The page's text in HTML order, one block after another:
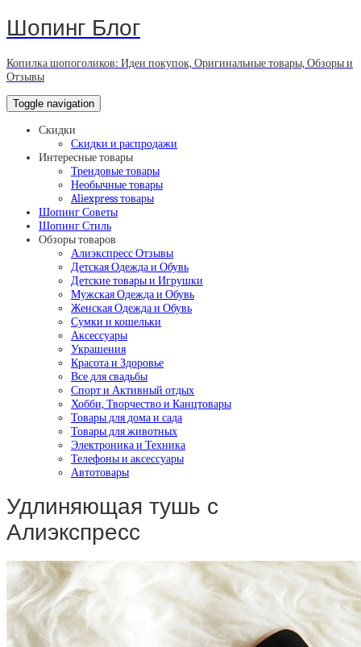
Шопинг Блог
Копилка шопоголиков: Идеи покупок, Оригинальные товары, Обзоры и
Отзывы
Toggle navigation
Скидки
Скидки и распродажи
Интересные товары
Трендовые товары
Необычные товары
Aliexpress товары
Шопинг Советы
Шопинг Стиль
Обзоры товаров
Алиэкспресс Отзывы
Детская Одежда и Обувь
Детские товары и Игрушки
Мужская Одежда и Обувь
Женская Одежда и Обувь
Сумки и кошельки
Аксессуары
Украшения
Красота и Здоровье
Все для свадьбы
Спорт и Активный отдых
Хобби, Творчество и Канцтовары
Товары для дома и сада
Товары для животных
Электроника и Техника
Телефоны и аксессуары
Автотовары
Удлиняющая тушь с
Алиэкспресс